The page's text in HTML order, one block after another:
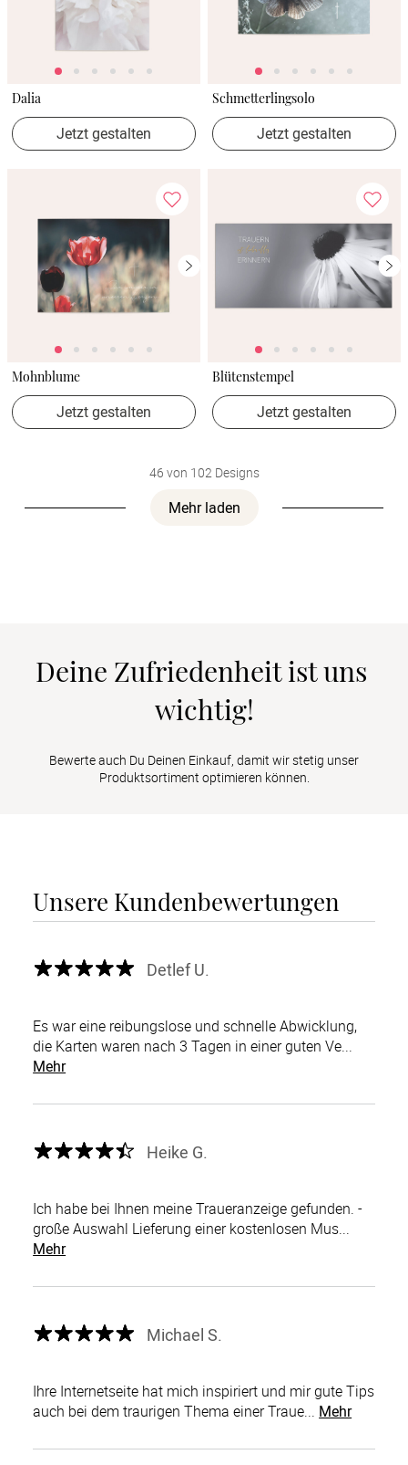
Dalia
Jetzt gestalten
Schmetterlingsolo
Jetzt gestalten
Mohnblume
Jetzt gestalten
Blütenstempel
Jetzt gestalten
46 von 102 Designs
Mehr laden
Deine Zufriedenheit ist uns
wichtig!
Bewerte auch Du Deinen Einkauf, damit wir stetig unser
Produktsortiment optimieren können.
Unsere Kundenbewertungen
Detlef U.
Es war eine reibungslose und schnelle Abwicklung,
die Karten waren nach 3 Tagen in einer guten Ve...
Mehr
Heike G.
Ich habe bei Ihnen meine Traueranzeige gefunden. -
große Auswahl Lieferung einer kostenlosen Mus...
Mehr
Michael S.
Ihre Internetseite hat mich inspiriert und mir gute Tips
auch bei dem traurigen Thema einer Traue... Mehr